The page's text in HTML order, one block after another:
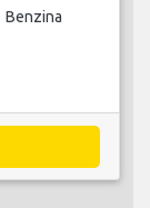
Benzina